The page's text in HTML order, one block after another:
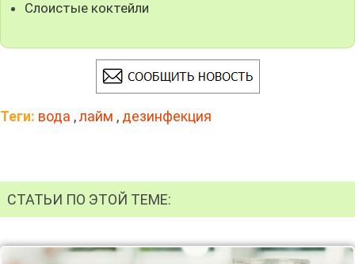
Слоистые коктейли
Теги: вода ,лайм , дезинфекция
СТАТЬИ ПО ЭТОЙ ТЕМЕ: